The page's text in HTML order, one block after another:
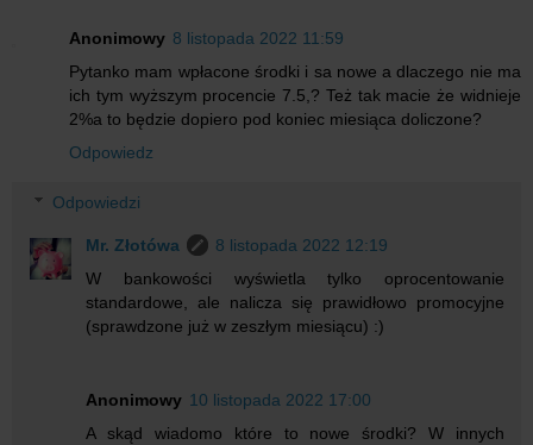
Anonimowy 8 listopada 2022 11:59
Pytanko mam wpłacone środki i sa nowe a dlaczego nie ma
ich tym wyższym procencie 7.5,? Też tak macie że widnieje
2%a to będzie dopiero pod koniec miesiąca doliczone?
Odpowiedz
Odpowiedzi
Mr. Złotówa
8 listopada 2022 12:19
W bankowości wyświetla tylko oprocentowanie
standardowe, ale nalicza się prawidłowo promocyjne
(sprawdzone już w zeszłym miesiącu) :)
Anonimowy 10 listopada 2022 17:00
A skąd wiadomo które to nowe środki? W innych